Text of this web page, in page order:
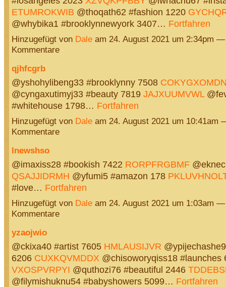
ETUMROKWIB @thoqath62 #fashion 1220
@whybika1 #brooklynnewyork 3407… Fortfahren
Hinzugefügt von Daleam 24. August 2021 um 2:34pm —
Kommentare
qjhfcgrb
@yshohylibeng33 #brooklynny 7508
@cyngaxutimyj33 #beauty 7819 JAJXUUMVWL
#whitehouse 1798… Fortfahren
Hinzugefügt von Daleam 24. August 2021 um 10:41am
Kommentare
lnewshso
@imaxiss28 #bookish 7422 RORPFRGBMF
QSAJJIDRMH @yfumi5 #amazon 178
#love… Fortfahren
Hinzugefügt von Daleam 24. August 2021 um 1:03am —
Kommentare
yzaojwio
@ckixa40 #artist 7605 HMLAUSIJVR
6206 CUXKQVMDDX @chisoworyqiss18 #launches
VXOSPVRPYI @quthozi76 #beautiful 2446
@filymishuknu54 #babyshowers 5099… Fortfahren